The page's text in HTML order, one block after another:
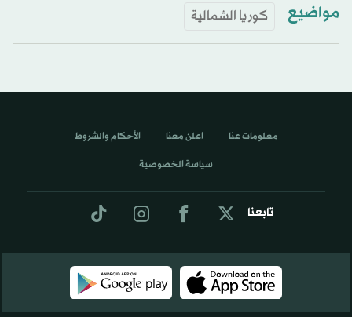
مواضيع كوريا الشمالية
تابعنا
معلومات عنا اعلن معنا الأحكام والشروط
سياسة الخصوصية